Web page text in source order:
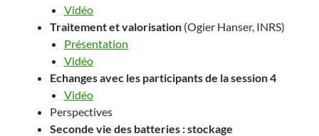
Vidéo
Traitement et valorisation (Ogier Hanser, INRS)
Présentation
Vidéo
Echanges avec les participants de la session 4
Vidéo
Perspectives
Seconde vie des batteries : stockage